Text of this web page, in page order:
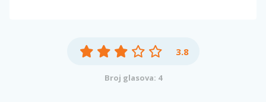
3.8
Broj glasova: 4